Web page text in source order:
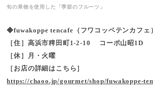
旬の果物を使用した「季節のフルーツ」
◆fuwakoppe tencafe（フワコッペテンカフ
［住］高浜市稗田町1-2-10 コーポ山昭1D
［休］月・火曜
［お店の詳細はこちら］
https://chaoo.jp/gourmet/shop/fuwakoppe-